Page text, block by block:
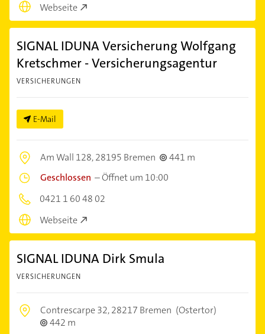
Webseite
SIGNAL IDUNA Versicherung Wolfgang
Kretschmer - Versicherungsagentur
VERSICHERUNGEN
E-Mail
Am Wall 128,28195 Bremen
441 m
Geschlossen –Öffnet um 10:00
0421 1 60 48 02
Webseite
SIGNAL IDUNA Dirk Smula
VERSICHERUNGEN
Contrescarpe 32,28217 Bremen (Ostertor)
442 m